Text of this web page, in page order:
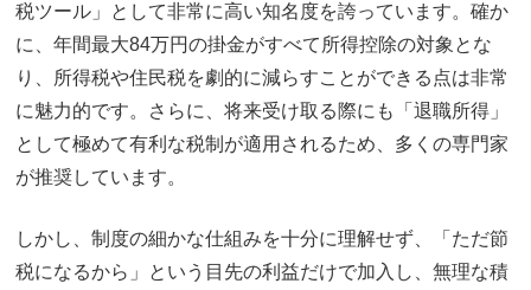
税ツール」として非常に高い知名度を誇っています。確か
に、年間最大84万円の掛金がすべて所得控除の対象とな
り、所得税や住民税を劇的に減らすことができる点は非常
に魅力的です。さらに、将来受け取る際にも「退職所得」
として極めて有利な税制が適用されるため、多くの専門家
が推奨しています。
しかし、制度の細かな仕組みを十分に理解せず、「ただ節
税になるから」という目先の利益だけで加入し、無理な積